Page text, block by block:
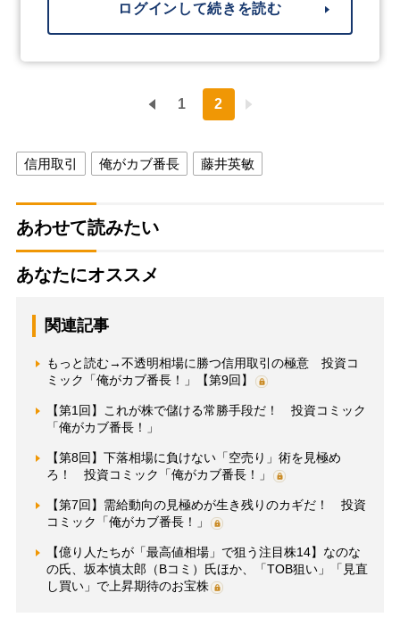
ログインして続きを読む
1 2
信用取引 俺がカブ番長 藤井英敏
あわせて読みたい
あなたにオススメ
関連記事
もっと読む→不透明相場に勝つ信用取引の極意 投資コ
ミック「俺がカブ番長！」【第9回】
【第1回】これが株で儲ける常勝手段だ！ 投資コミック
「俺がカブ番長！」
【第8回】下落相場に負けない「空売り」術を見極め
ろ！ 投資コミック「俺がカブ番長！」
【第7回】需給動向の見極めが生き残りのカギだ！ 投資
コミック「俺がカブ番長！」
【億り人たちが「最高値相場」で狙う注目株14】なのな
の氏、坂本慎太郎（Bコミ）氏ほか、「TOB狙い」「見直
し買い」で上昇期待のお宝株